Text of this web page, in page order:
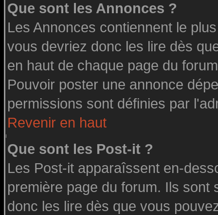
Que sont les Annonces ?
Les Annonces contiennent le
vous devriez donc les lire dès
en haut de chaque page du
Pouvoir poster une annonce
permissions sont définies par
Revenir en haut
Que sont les Post-it ?
Les Post-it apparaîssent en-
première page du forum. Ils
donc les lire dès que vous